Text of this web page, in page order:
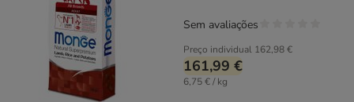
Preço individual 162,98 €
161,99 €
6,75 € / kg
Sem avaliações